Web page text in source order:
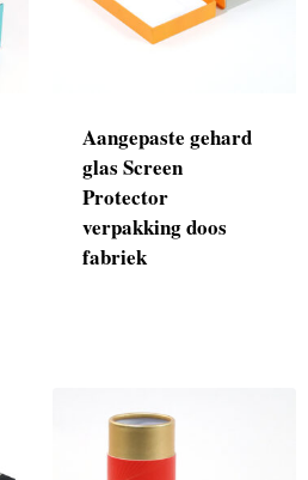
Aangepaste gehard
glas Screen
Protector
verpakking doos
fabriek